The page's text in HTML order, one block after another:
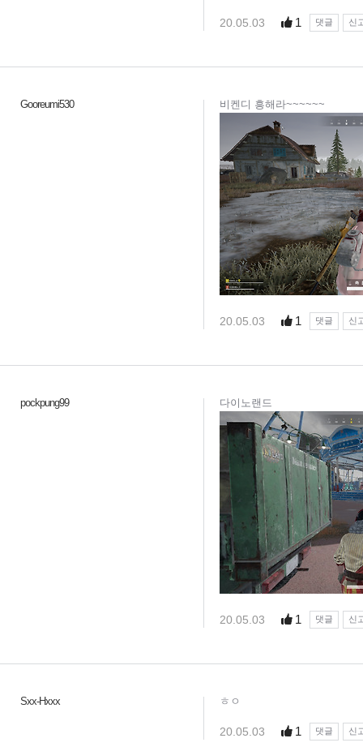
20.05.03 1 댓글 신
Gooreumi530 비켄디 흥해라~~~~~~
20.05.03 1 댓글 신
pockpung99 다이노랜드
20.05.03 1 댓글 신
Sxx-Hxxx ㅎㅇ
20.05.03 1 댓글 신